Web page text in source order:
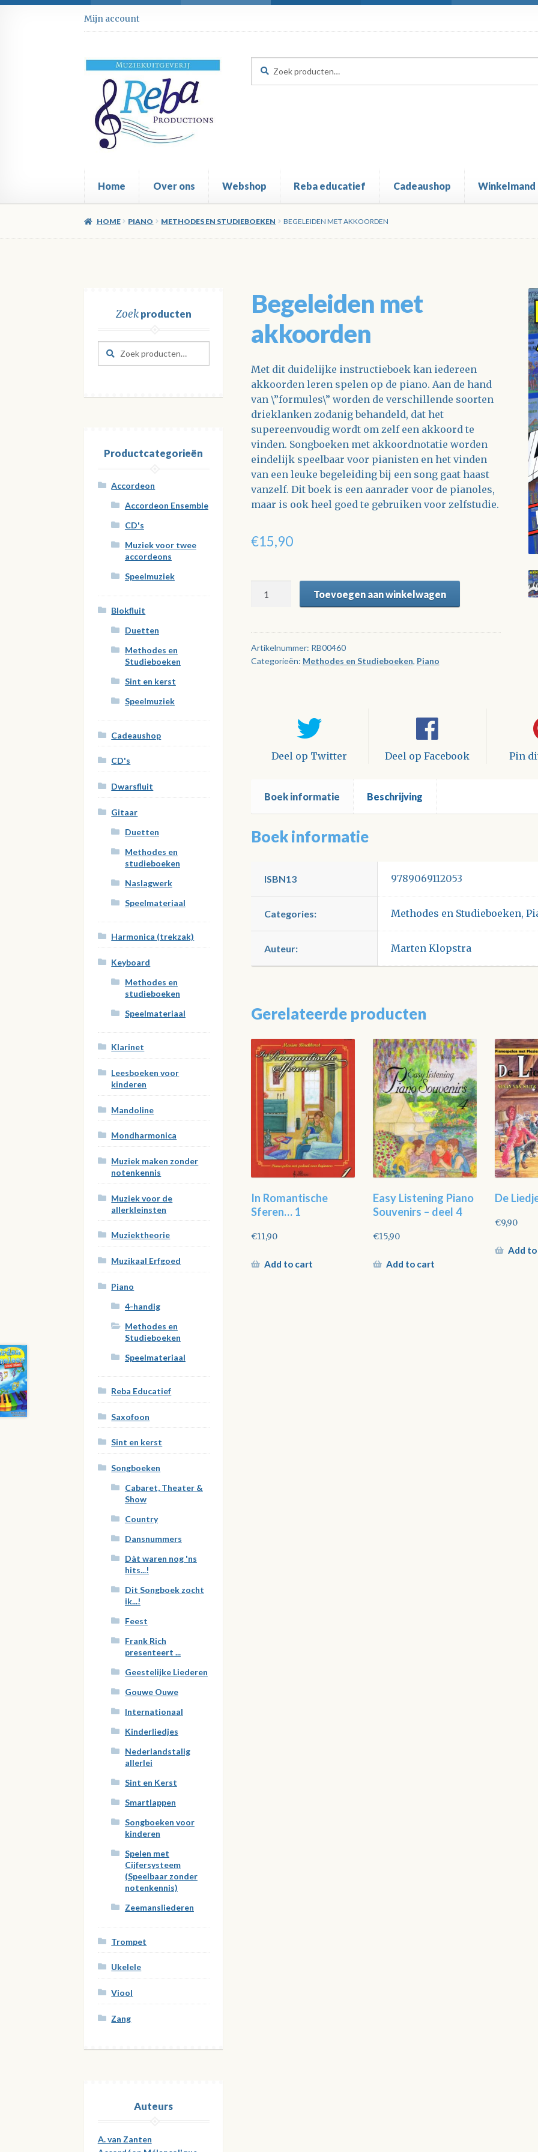
Ga
door
navigatie
Ga
direct
de
inhoud
Mijn account
naar:
Home Over ons Webshop Reba educatief Cadeaushop Winkelmand
HOME PIANO METHODES EN STUDIEBOEKEN BEGELEIDEN MET AKKOORDEN
Begeleiden met
akkoorden
Met dit duidelijke instructieboek kan iedereen
akkoorden leren spelen op de piano. Aan de hand
van \”formules\” worden de verschillende soorten
drieklanken zodanig behandeld, dat het
supereenvoudig wordt om zelf een akkoord te
vinden. Songboeken met akkoordnotatie worden
eindelijk speelbaar voor pianisten en het vinden
van een leuke begeleiding bij een song gaat haast
vanzelf. Dit boek is een aanrader voor de pianoles,
maar is ook heel goed te gebruiken voor zelfstudie.
€15,90
met
aantal
Toevoegen aan winkelwagen
Artikelnummer: RB00460
Categorieën: Methodes en Studieboeken, Piano
Deel op Twitter Deel op Facebook Pin
Boek informatie Beschrijving
Boek informatie
ISBN13 9789069112053
Categories: Methodes en Studieboeken,
Auteur: Marten Klopstra
Gerelateerde producten
In Romantische
Sferen… 1
€11,90
Add to cart
Easy Listening Piano
Souvenirs – deel 4
€15,90
Add to cart
De
€9,90
Add
Zoekproducten
Zoeken
naar:
Zoeken
Productcategorieën
Accordeon
Accordeon Ensemble
CD's
Muziek voor twee
accordeons
Speelmuziek
Blokfluit
Duetten
Methodes en
Studieboeken
Sint en kerst
Speelmuziek
Cadeaushop
CD's
Dwarsfluit
Gitaar
Duetten
Methodes en
studieboeken
Naslagwerk
Speelmateriaal
Harmonica (trekzak)
Keyboard
Methodes en
studieboeken
Speelmateriaal
Klarinet
Leesboeken voor
kinderen
Mandoline
Mondharmonica
Muziek maken zonder
notenkennis
Muziek voor de
allerkleinsten
Muziektheorie
Muzikaal Erfgoed
Piano
4-handig
Methodes en
Studieboeken
Speelmateriaal
Reba Educatief
Saxofoon
Sint en kerst
Songboeken
Cabaret, Theater &
Show
Country
Dansnummers
Dàt waren nog 'ns
hits...!
Dit Songboek zocht
ik...!
Feest
Frank Rich
presenteert ...
Geestelijke Liederen
Gouwe Ouwe
Internationaal
Kinderliedjes
Nederlandstalig
allerlei
Sint en Kerst
Smartlappen
Songboeken voor
kinderen
Spelen met
Cijfersysteem
(Speelbaar zonder
notenkennis)
Zeemansliederen
Trompet
Ukelele
Viool
Zang
Auteurs
A. van Zanten